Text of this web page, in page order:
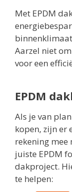
Met EPDM
Aarzel niet
voor een
EPDM
Als je van
kopen, zijn er
rekening mee
juiste EPDM
dakproject.
te helpen: